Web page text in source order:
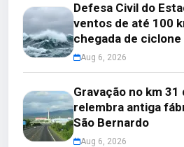
Defesa Civil do
ventos de até 100
chegada de
Aug 6, 2026
Gravação no km 31
relembra antiga
São Bernardo
Aug 6, 2026